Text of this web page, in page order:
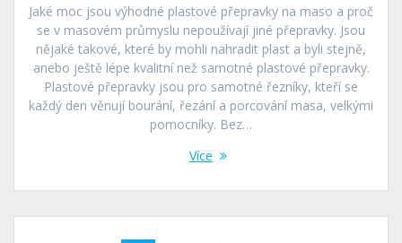
Jaké moc jsou výhodné plastové přepravky na maso a proč
se v masovém průmyslu nepoužívají jiné přepravky. Jsou
nějaké takové, které by mohli nahradit plast a byli stejně,
anebo ještě lépe kvalitní než samotné plastové přepravky.
Plastové přepravky jsou pro samotné řezníky, kteří se
každý den věnují bourání, řezání a porcování masa, velkými
pomocníky. Bez…
Více
Příspěvek